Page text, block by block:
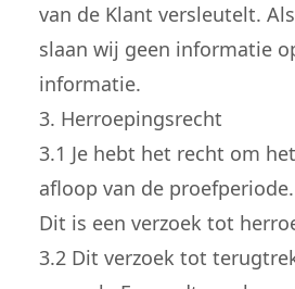
van de Klant versleutelt.
slaan wij geen informatie
informatie.
3. Herroepingsrecht
3.1 Je hebt het recht om
afloop van de proefperiode.
Dit is een verzoek tot
3.2 Dit verzoek tot